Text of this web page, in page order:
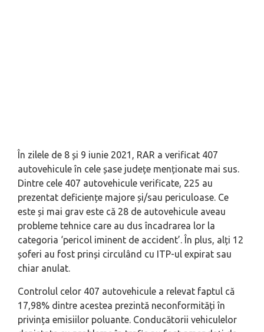
În zilele de 8 și 9 iunie 2021, RAR a verificat 407
autovehicule în cele șase județe menționate mai sus.
Dintre cele 407 autovehicule verificate, 225 au
prezentat deficiențe majore și/sau periculoase. Ce
este și mai grav este că 28 de autovehicule aveau
probleme tehnice care au dus încadrarea lor la
categoria ‘pericol iminent de accident’. În plus, alți 12
șoferi au fost prinși circulând cu ITP-ul expirat sau
chiar anulat.
Controlul celor 407 autovehicule a relevat faptul că
17,98% dintre acestea prezintă neconformități în
privința emisiilor poluante. Conducătorii vehiculelor